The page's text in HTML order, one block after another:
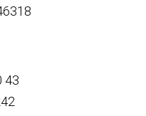
43